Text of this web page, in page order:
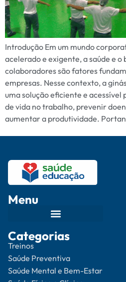
Introdução Em um mundo
acelerado e exigente, a saúde e
colaboradores são fatores
empresas. Nesse contexto, a
uma solução eficiente e acessível
de vida no trabalho, prevenir
aumentar a produtividade.
Menu
Categorias
Treinos
Saúde Preventiva
Saúde Mental e Bem-Estar